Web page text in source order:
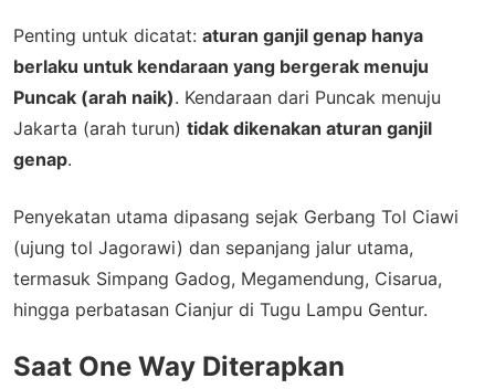
Penting untuk dicatat: aturan ganjil genap hanya
berlaku untuk kendaraan yang bergerak menuju
Puncak (arah naik). Kendaraan dari Puncak menuju
Jakarta (arah turun) tidak dikenakan aturan ganjil
genap.
Penyekatan utama dipasang sejak Gerbang Tol Ciawi
(ujung tol Jagorawi) dan sepanjang jalur utama,
termasuk Simpang Gadog, Megamendung, Cisarua,
hingga perbatasan Cianjur di Tugu Lampu Gentur.
Saat One Way Diterapkan